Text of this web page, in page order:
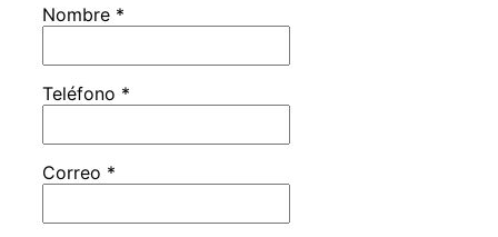
Nombre *
Teléfono *
Correo *